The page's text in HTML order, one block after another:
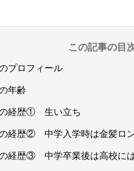
この記事の目
プロフィール
年齢
経歴① 生い立ち
経歴② 中学入学時は金髪ロ
経歴③ 中学卒業後は高校に